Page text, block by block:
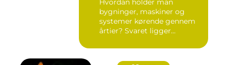
Hvordan holder man
bygninger, maskiner og
systemer kørende gennem
årtier? Svaret ligger...